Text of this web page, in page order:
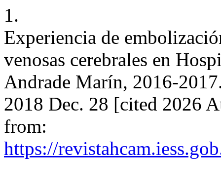
1.
Experiencia de
venosas cerebrales en
Andrade Marín, 2016-
2018 Dec. 28 [cited 2026
from:
https://